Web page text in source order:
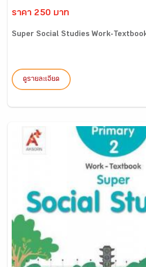
ราคา 250 บาท
Super Social Studies Work-
ดูรายละเอียด